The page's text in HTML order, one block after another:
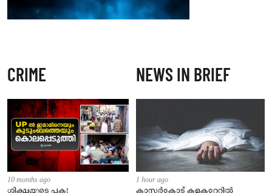
CRIME
10 months ago
ശിക്ഷയുടെ പക!
NEWS IN BRIEF
1 hour ago
കാസർകോട് കളക്ടറേറ്റിൽ